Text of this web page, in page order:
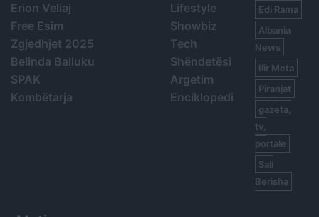
Erion Veliaj
Free Esim
Zgjedhjet 2025
Belinda Balluku
SPAK
Kombëtarja
Lifestyle
Showbiz
Tech
Shëndetësi
Argetim
Enciklopedi
Edi Rama
Albania
News
Ilir Meta
Piranjat
gazeta,
tv,
portale
Sali
Berisha